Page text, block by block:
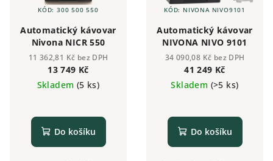
Automatický kávovar
Nivona NICR 550
11 362,81 Kč bez DPH
13 749 Kč
Skladem (5 ks)
Do košíku
KÓD:300 500 550
Automatický kávovar
NIVONA NIVO 9101
34 090,08 Kč bez DPH
41 249 Kč
Skladem (>5 ks)
Do košíku
KÓD: NIVONA NIVO9101